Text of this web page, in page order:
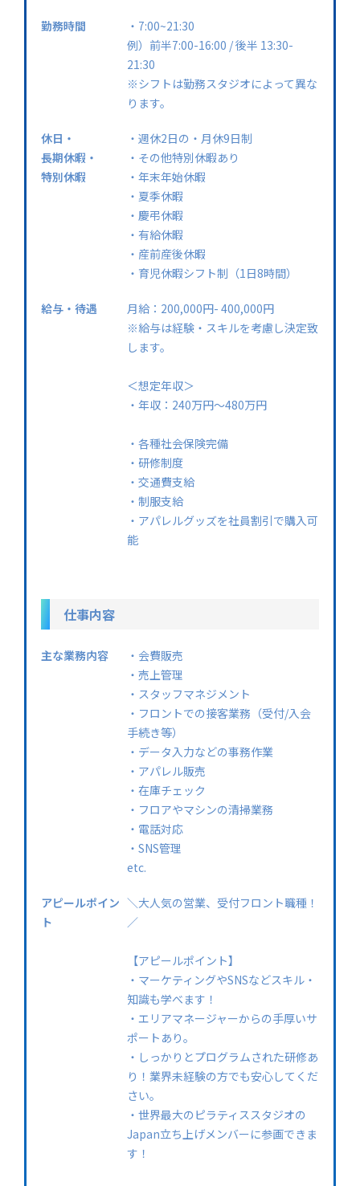
勤務時間
・7:00~21:30
例）前半7:00-16:00 / 後半 13:30-
21:30
※シフトは勤務スタジオによって異な
ります。
休日・
長期休暇・
特別休暇
・週休2日の・月休9日制
・その他特別休暇あり
・年末年始休暇
・夏季休暇
・慶弔休暇
・有給休暇
・産前産後休暇
・育児休暇シフト制（1日8時間）
給与・待遇
月給：200,000円- 400,000円
※給与は経験・スキルを考慮し決定致
します。
＜想定年収＞
・年収：240万円〜480万円
・各種社会保険完備
・研修制度
・交通費支給
・制服支給
・アパレルグッズを社員割引で購入可
能
仕事内容
主な業務内容
・会費販売
・売上管理
・スタッフマネジメント
・フロントでの接客業務（受付/入会
手続き等）
・データ入力などの事務作業
・アパレル販売
・在庫チェック
・フロアやマシンの清掃業務
・電話対応
・SNS管理
etc.
アピールポイン
ト
＼大人気の営業、受付フロント職種！
／
【アピールポイント】
・マーケティングやSNSなどスキル・
知識も学べます！
・エリアマネージャーからの手厚いサ
ポートあり。
・しっかりとプログラムされた研修あ
り！業界未経験の方でも安心してくだ
さい。
・世界最大のピラティススタジオの
Japan立ち上げメンバーに参画できま
す！